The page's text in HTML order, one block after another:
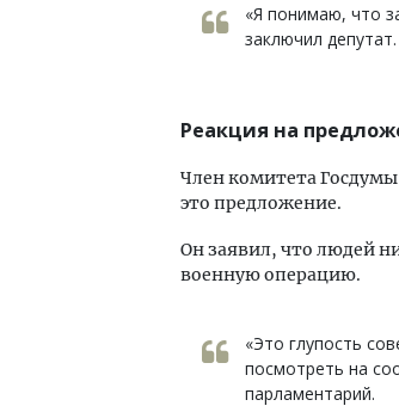
«Я понимаю, что
заключил депутат.
Реакция на
Член комитета Госдумы
это предложение.
Он заявил, что людей
военную операцию.
«Это глупость
посмотреть на
парламентарий.